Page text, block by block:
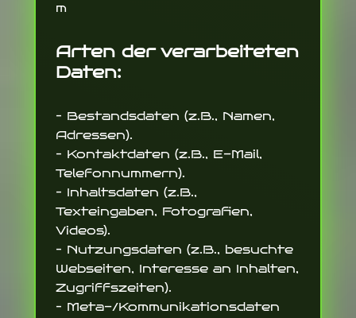
m
Arten der verarbeiteten
Daten:
– Bestandsdaten (z.B., Namen,
Adressen).
– Kontaktdaten (z.B., E-Mail,
Telefonnummern).
– Inhaltsdaten (z.B.,
Texteingaben, Fotografien,
Videos).
– Nutzungsdaten (z.B., besuchte
Webseiten, Interesse an Inhalten,
Zugriffszeiten).
– Meta-/Kommunikationsdaten